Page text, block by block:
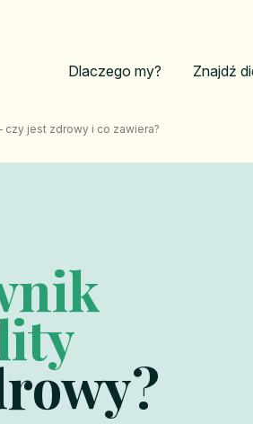
Dlaczego my? Znajdź
czy jest zdrowy i co zawiera?